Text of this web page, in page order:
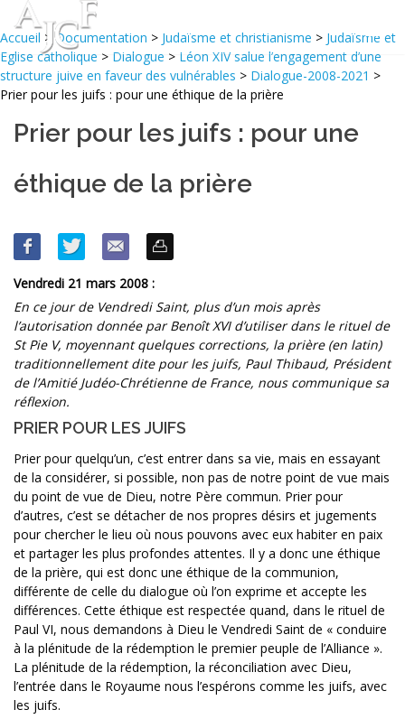
Accueil >Documentation > Judaïsme et christianisme > Judaïsme et
Eglise catholique > Dialogue > Léon XIV salue l’engagement d’une
structure juive en faveur des vulnérables > Dialogue-2008-2021 >
Prier pour les juifs : pour une éthique de la prière
Prier pour les juifs : pour une
éthique de la prière
Vendredi 21 mars 2008 :
En ce jour de Vendredi Saint, plus d’un mois après
l’autorisation donnée par Benoît XVI d’utiliser dans le rituel de
St Pie V, moyennant quelques corrections, la prière (en latin)
traditionnellement dite pour les juifs, Paul Thibaud, Président
de l’Amitié Judéo-Chrétienne de France, nous communique sa
réflexion.
PRIER POUR LES JUIFS
Prier pour quelqu’un, c’est entrer dans sa vie, mais en essayant
de la considérer, si possible, non pas de notre point de vue mais
du point de vue de Dieu, notre Père commun. Prier pour
d’autres, c’est se détacher de nos propres désirs et jugements
pour chercher le lieu où nous pouvons avec eux habiter en paix
et partager les plus profondes attentes. Il y a donc une éthique
de la prière, qui est donc une éthique de la communion,
différente de celle du dialogue où l’on exprime et accepte les
différences. Cette éthique est respectée quand, dans le rituel de
Paul VI, nous demandons à Dieu le Vendredi Saint de « conduire
à la plénitude de la rédemption le premier peuple de l’Alliance ».
La plénitude de la rédemption, la réconciliation avec Dieu,
l’entrée dans le Royaume nous l’espérons comme les juifs, avec
les juifs.